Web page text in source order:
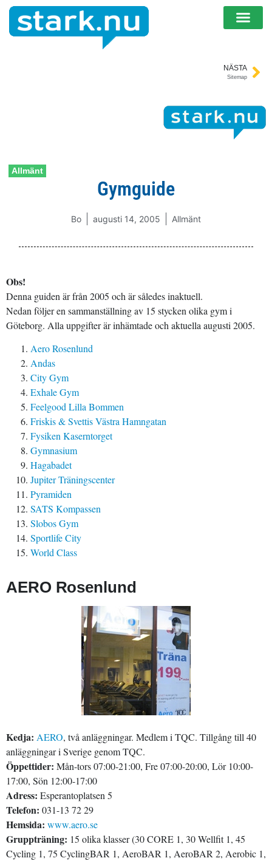
NÄSTA
Sitemap
Allmänt
Gymguide
Bo augusti 14, 2005 Allmänt
Obs!
Denna guiden är från 2005 och är således inaktuell.
Nedan följer en sammanställning av 15 stycken olika gym i
Göteborg. Alla uppgifter är inhämtade och aktuella augusti 2005.
Aero Rosenlund
Andas
City Gym
Exhale Gym
Feelgood Lilla Bommen
Friskis & Svettis Västra Hamngatan
Fysiken Kaserntorget
Gymnasium
Hagabadet
Jupiter Träningscenter
Pyramiden
SATS Kompassen
Slobos Gym
Sportlife City
World Class
AERO Rosenlund
Kedja: AERO, två anläggningar. Medlem i TQC. Tillgång till 40
anläggningar i Sverige genom TQC.
Öppettider: Mån-tors 07:00-21:00, Fre 07:00-20:00, Lör 10:00-
17:00, Sön 12:00-17:00
Adress: Esperantoplatsen 5
Telefon: 031-13 72 29
Hemsida: www.aero.se
Gruppträning: 15 olika klasser (30 CORE 1, 30 Wellfit 1, 45
Cycling 1, 75 CyclingBAR 1, AeroBAR 1, AeroBAR 2, Aerobic 1,